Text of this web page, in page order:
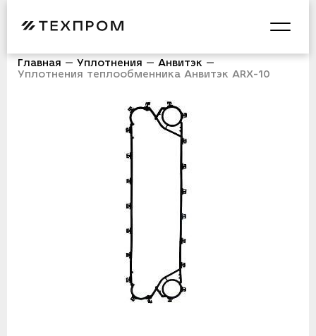
Главная Уплотнения
Анвитэк
Уплотнения теплообменника Анвитэк ARX-10